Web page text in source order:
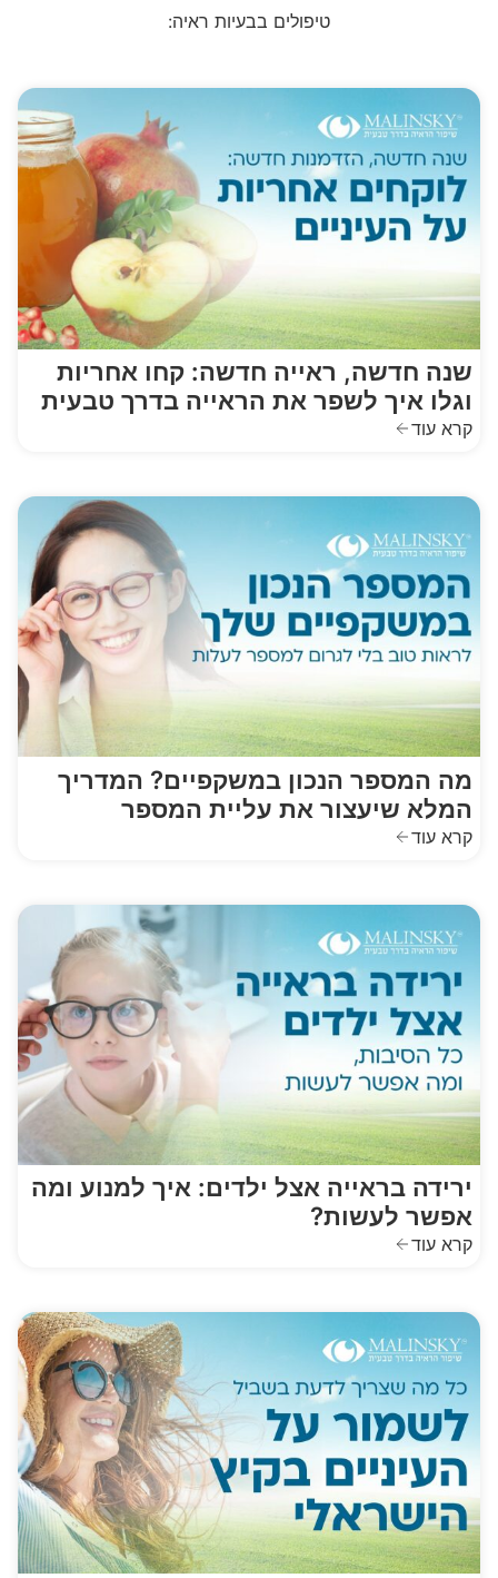
טיפולים בבעיות ראיה:
שנה חדשה, ראייה חדשה: קחו אחריות
וגלו איך לשפר את הראייה בדרך טבעית
קרא עוד
מה המספר הנכון במשקפיים? המדריך
המלא שיעצור את עליית המספר
קרא עוד
ירידה בראייה אצל ילדים: איך למנוע ומה
אפשר לעשות?
קרא עוד